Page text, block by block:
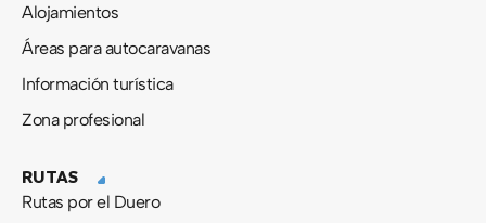
Alojamientos
Áreas para autocaravanas
Información turística
Zona profesional
RUTAS
Rutas por el Duero